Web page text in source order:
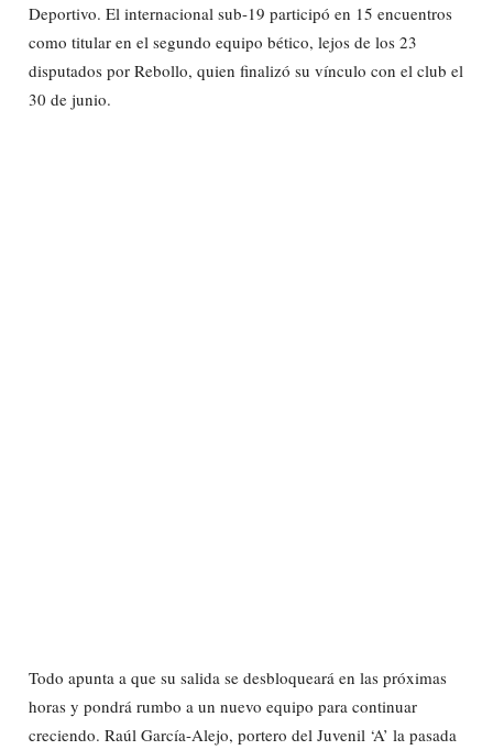
Deportivo. El internacional sub-19 participó en 15 encuentros
como titular en el segundo equipo bético, lejos de los 23
disputados por Rebollo, quien finalizó su vínculo con el club el
30 de junio.
Todo apunta a que su salida se desbloqueará en las próximas
horas y pondrá rumbo a un nuevo equipo para continuar
creciendo. Raúl García-Alejo, portero del Juvenil ‘A’ la pasada